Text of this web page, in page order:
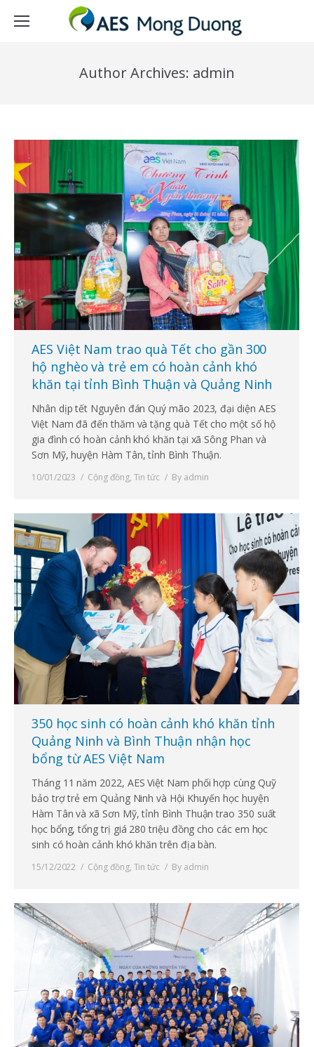
Author Archives: admin
AES Việt Nam trao quà Tết cho gần 300
hộ nghèo và trẻ em có hoàn cảnh khó
khăn tại tỉnh Bình Thuận và Quảng Ninh
Nhân dịp tết Nguyên đán Quý mão 2023, đại diện AES
Việt Nam đã đến thăm và tặng quà Tết cho một số hộ
gia đình có hoàn cảnh khó khăn tại xã Sông Phan và
Sơn Mỹ, huyện Hàm Tân, tỉnh Bình Thuận.
10/01/2023 Cộng đồng, Tin tức By admin
350 học sinh có hoàn cảnh khó khăn tỉnh
Quảng Ninh và Bình Thuận nhận học
bổng từ AES Việt Nam
Tháng 11 năm 2022, AES Việt Nam phối hợp cùng Quỹ
bảo trợ trẻ em Quảng Ninh và Hội Khuyến học huyện
Hàm Tân và xã Sơn Mỹ, tỉnh Bình Thuận trao 350 suất
học bổng, tổng trị giá 280 triệu đồng cho các em học
sinh có hoàn cảnh khó khăn trên địa bàn.
15/12/2022 Cộng đồng, Tin tức By admin